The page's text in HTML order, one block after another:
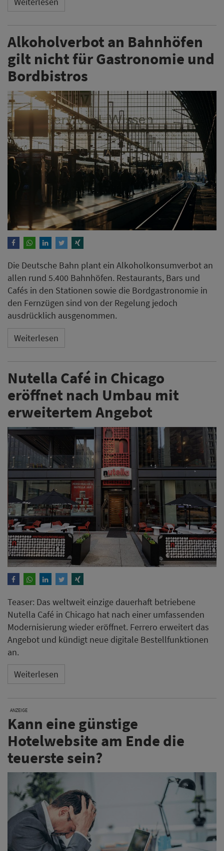
Alkoholverbot an Bahnhöfen
gilt nicht für Gastronomie und
Bordbistros
Die Deutsche Bahn plant ein Alkoholkonsumverbot an
allen rund 5.400 Bahnhöfen. Restaurants, Bars und
Cafés in den Stationen sowie die Bordgastronomie in
den Fernzügen sind von der Regelung jedoch
ausdrücklich ausgenommen.
Weiterlesen
Nutella Café in Chicago
eröffnet nach Umbau mit
erweitertem Angebot
Teaser: Das weltweit einzige dauerhaft betriebene
Nutella Café in Chicago hat nach einer umfassenden
Modernisierung wieder eröffnet. Ferrero erweitert das
Angebot und kündigt neue digitale Bestellfunktionen
an.
Weiterlesen
ANZEIGE
Kann eine günstige
Hotelwebsite am Ende die
teuerste sein?